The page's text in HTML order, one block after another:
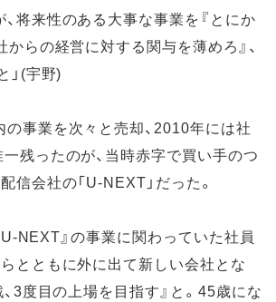
将来性のある大事な事業を『とにか
からの経営に対する関与を薄めろ』、
」(宇野)
事業を次々と売却、2010年には社
残ったのが、当時赤字で買い手のつ
信会社の「U-NEXT」だった。
U-NEXT』の事業に関わっていた社員
とともに外に出て新しい会社とな
、3度目の上場を目指す』と。45歳にな